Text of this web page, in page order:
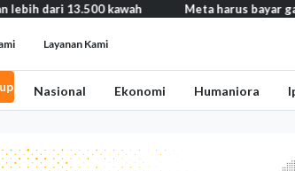
Meta harus bayar ganti rugi 10,16
Layanan Kami
Nasional Ekonomi Humaniora